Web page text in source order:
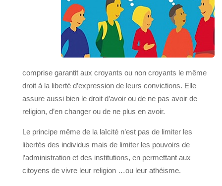
comprise garantit aux croyants ou non croyants le même
droit à la liberté d’expression de leurs convictions. Elle
assure aussi bien le droit d’avoir ou de ne pas avoir de
religion, d’en changer ou de ne plus en avoir.
Le principe même de la laïcité n’est pas de limiter les
libertés des individus mais de limiter les pouvoirs de
l’administration et des institutions, en permettant aux
citoyens de vivre leur religion …ou leur athéisme.